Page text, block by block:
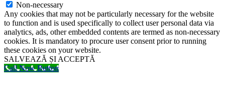
Non-necessary
Any cookies that may not be particularly necessary for the website
to function and is used specifically to collect user personal data via
analytics, ads, other embedded contents are termed as non-necessary
cookies. It is mandatory to procure user consent prior to running
these cookies on your website.
SALVEAZĂ ȘI ACCEPTĂ
Call Now Button